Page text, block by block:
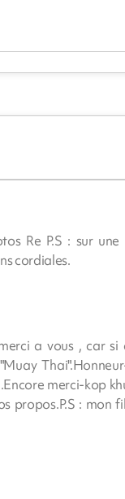
Re P.S : sur
cordiales.
a vous , car
merci-kop
propos.P.S : mon